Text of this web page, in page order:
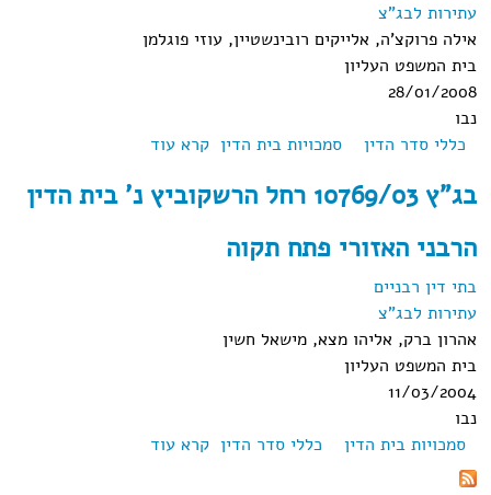
עתירות לבג"צ
אילה פרוקצ'ה, אלייקים רובינשטיין, עוזי פוגלמן
בית המשפט העליון
28/01/2008
נבו
כללי סדר הדין
סמכויות בית הדין קרא עוד
הרבני הגדול
בג"ץ 10769/03 רחל הרשקוביץ נ' בית הדין
הרבני האזורי פתח תקוה
בתי דין רבניים
עתירות לבג"צ
אהרון ברק, אליהו מצא, מישאל חשין
בית המשפט העליון
11/03/2004
נבו
סמכויות בית הדין
כללי סדר הדין קרא עוד